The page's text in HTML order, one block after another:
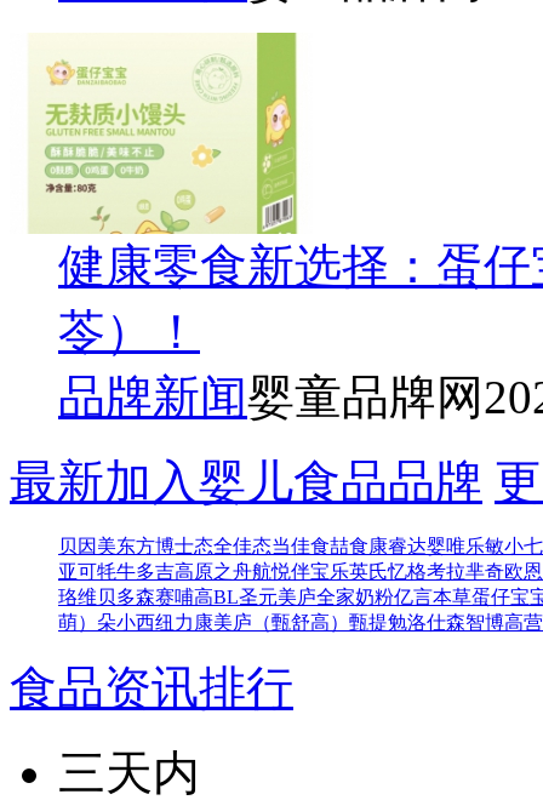
健康零食新选择：蛋
苓）！
品牌新闻婴童品牌网
最新加入婴儿食品品牌
贝因美东方博士态全佳态当佳食喆食康睿达婴唯乐敏小七
亚可牦牛多吉高原之舟航悦伴宝乐英氏忆格考拉芈奇欧
珞维贝多森赛哺高BL圣元美庐全家奶粉亿言本草蛋仔宝
萌） 朵小西纽力康美庐（甄舒高） 甄提勉洛仕森智博高
食品资讯排行
三天内